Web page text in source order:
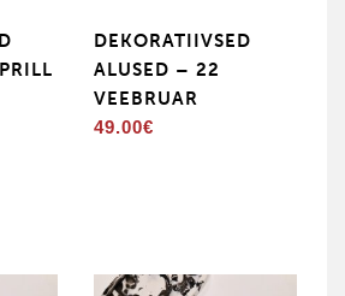
DEKORATIIVSED
ALUSED – 22
VEEBRUAR
49.00€